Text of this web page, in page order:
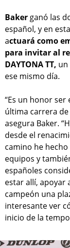
Baker ganó las
español, y en
actuará como
para invitar al
DAYTONA TT, un
ese mismo día.
“Es un honor ser
última carrera de
asegura Baker.
desde el
camino he
equipos y
españoles
estar allí, apoyar
campeón una
interesante ver
inicio de la